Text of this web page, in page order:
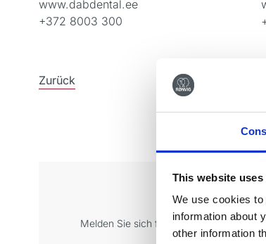
This website
We use cookies
information about
other information
www.dabdental.ee
+372 8003 300
Zurück
Melden
Melden Sie sich für unseren Newsletter